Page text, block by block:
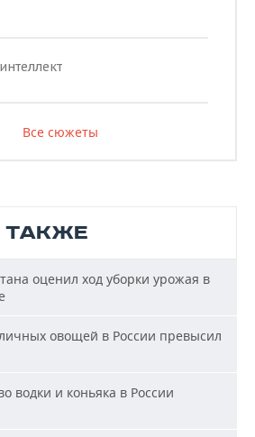
Все сюжеты
ТАКЖЕ
оценил ход уборки урожая в
овощей в России превысил
водки и коньяка в России